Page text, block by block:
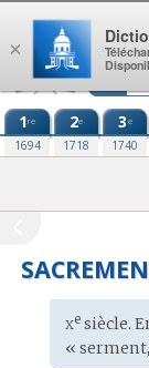
Aller au contenu
1re
1694
2e
1718
3e
1740
:
xesiècle.
«
×